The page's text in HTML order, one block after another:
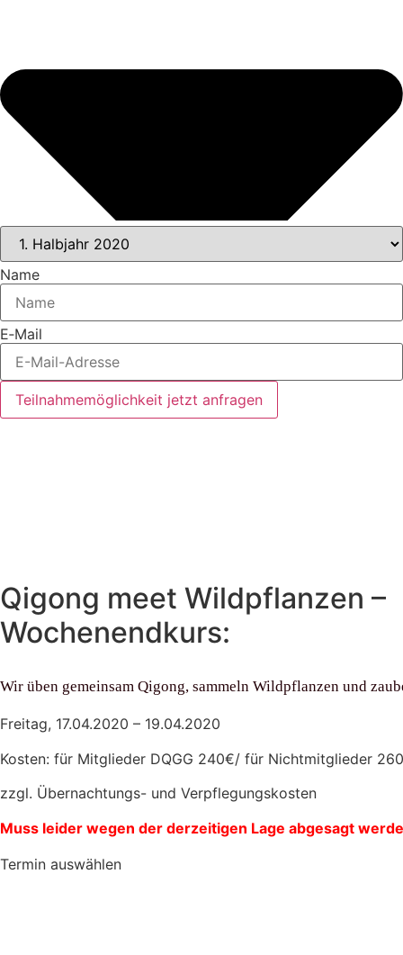
Name
E‑Mail
Teilnahmemöglichkeit jetzt anfragen
Qigong meet Wildpflanzen –
Wochenendkurs:
Wir üben gemeinsam Qigong, sammeln Wildpflanzen und
Frei­tag, 17.04.2020 – 19.04.2020
Kos­ten: für Mit­glie­der DQGG 240€/ für Nicht­mit­glie­der
zzgl. Über­nach­tungs- und Verpflegungskosten
Muss lei­der wegen der der­zei­ti­gen Lage abge­sagt
Ter­min auswählen